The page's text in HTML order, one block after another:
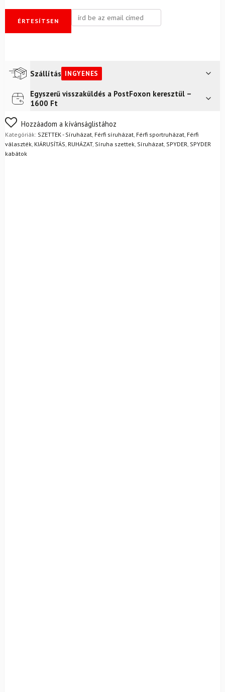
ÉRTESÍTSEN
Szállítás INGYENES
Futár a címreIngyenes
FoxPost
Egyszerű visszaküldés a PostFoxon keresztül –
1600 Ft
Nem biztos a választásában? Semmi gond – a terméket
egyszerűen visszaküldheti 14 napon belül, indoklás nélkül.
Mik a visszaküldés feltételei?
Hozzáadom a kívánságlistához
Kategóriák: SZETTEK - Síruházat, Férfi síruházat, Férfi sportruházat, Férfi
választék, KIÁRUSÍTÁS, RUHÁZAT, Síruha szettek, Síruházat, SPYDER, SPYDER
kabátok